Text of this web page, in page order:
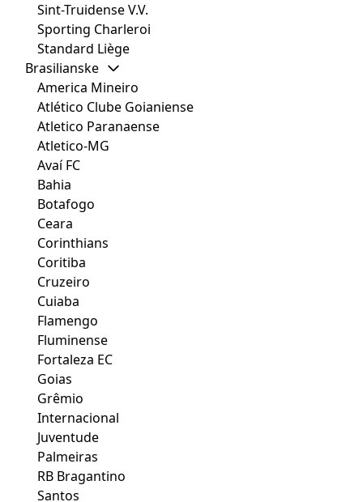
Sint-Truidense V.V.
Sporting Charleroi
Standard Liège
Brasilianske
America Mineiro
Atlético Clube Goianiense
Atletico Paranaense
Atletico-MG
Avaí FC
Bahia
Botafogo
Ceara
Corinthians
Coritiba
Cruzeiro
Cuiaba
Flamengo
Fluminense
Fortaleza EC
Goias
Grêmio
Internacional
Juventude
Palmeiras
RB Bragantino
Santos